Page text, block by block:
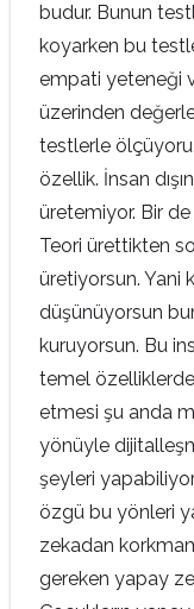
budur. Bunun
koyarken bu
empati yeteneği
üzerinden
testlerle
özellik. İnsan
üretemiyor. Bir
Teori ürettikten
üretiyorsun. Yani
düşünüyorsun
kuruyorsun. Bu
temel
etmesi şu anda
yönüyle
şeyleri
özgü bu yönleri
zekadan
gereken yapay